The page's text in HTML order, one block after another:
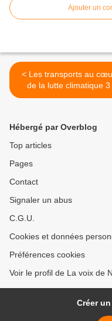
Ajouter un
< Les transports au cœur
de la lutte climatique 3
Hébergé par Overblog
Top articles
Pages
Contact
Signaler un abus
C.G.U.
Cookies et données
Préférences cookies
Voir le profil de La voix de
Créer